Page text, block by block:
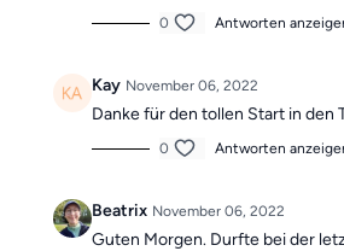
0 Antworten
Kay November 06, 2022
Danke für den tollen Start in den
0 Antworten
Beatrix November 06, 2022
Guten Morgen. Durfte bei der